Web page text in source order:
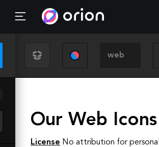
Our Web Icons
License No attribution for personal